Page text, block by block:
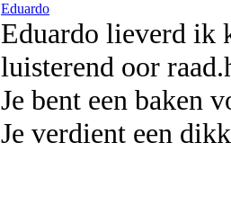
Eduardo
Eduardo lieverd ik
luisterend oor
Je bent een baken
Je verdient een